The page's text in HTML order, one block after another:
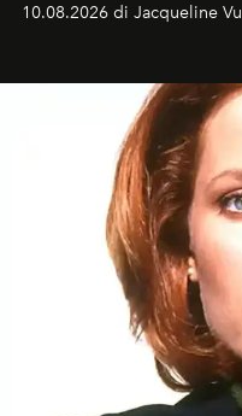
10.08.2026 di Jacqueline Vu